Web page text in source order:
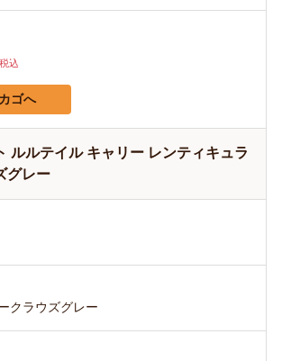
税込
カゴへ
ルルテイル キャリー レンティキュラ
グレー
クラウズグレー